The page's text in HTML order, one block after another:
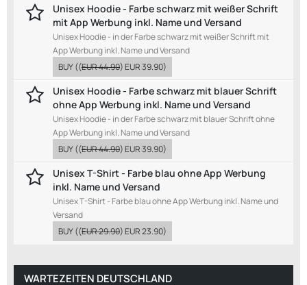
Unisex Hoodie - Farbe schwarz mit weißer Schrift
mit App Werbung inkl. Name und Versand
Unisex Hoodie - in der Farbe schwarz mit weißer Schrift mit
App Werbung inkl. Name und Versand
BUY((EUR 44.90)EUR 39.90)
Unisex Hoodie - Farbe schwarz mit blauer Schrift
ohne App Werbung inkl. Name und Versand
Unisex Hoodie - in der Farbe schwarz mit blauer Schrift ohne
App Werbung inkl. Name und Versand
BUY((EUR 44.90)EUR 39.90)
Unisex T-Shirt - Farbe blau ohne App Werbung
inkl. Name und Versand
Unisex T-Shirt - Farbe blau ohne App Werbung inkl. Name und
Versand
BUY((EUR 29.90)EUR 23.90)
WARTEZEITEN DEUTSCHLAND